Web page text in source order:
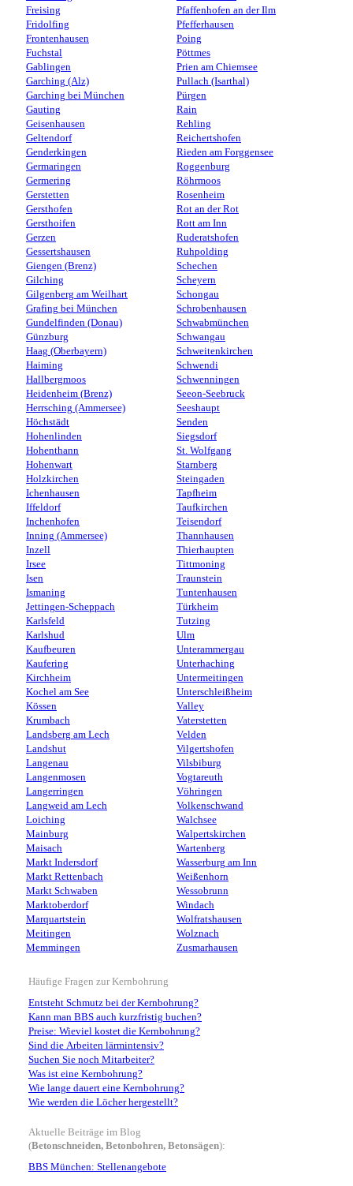
Freising
Fridolfing
Frontenhausen
Fuchstal
Gablingen
Garching (Alz)
Garching bei München
Gauting
Geisenhausen
Geltendorf
Genderkingen
Germaringen
Germering
Gerstetten
Gersthofen
Gersthoifen
Gerzen
Gessertshausen
Giengen (Brenz)
Gilching
Gilgenberg am Weilhart
Grafing bei München
Gundelfinden (Donau)
Günzburg
Haag (Oberbayern)
Haiming
Hallbergmoos
Heidenheim (Brenz)
Herrsching (Ammersee)
Höchstädt
Hohenlinden
Hohenthann
Hohenwart
Holzkirchen
Ichenhausen
Iffeldorf
Inchenhofen
Inning (Ammersee)
Inzell
Irsee
Isen
Ismaning
Jettingen-Scheppach
Karlsfeld
Karlshud
Kaufbeuren
Kaufering
Kirchheim
Kochel am See
Kössen
Krumbach
Landsberg am Lech
Landshut
Langenau
Langenmosen
Langerringen
Langweid am Lech
Loiching
Mainburg
Maisach
Markt Indersdorf
Markt Rettenbach
Markt Schwaben
Marktoberdorf
Marquartstein
Meitingen
Memmingen
Pfaffenhofen an der Ilm
Pfefferhausen
Poing
Pöttmes
Prien am Chiemsee
Pullach (Isarthal)
Pürgen
Rain
Rehling
Reichertshofen
Rieden am Forggensee
Roggenburg
Röhrmoos
Rosenheim
Rot an der Rot
Rott am Inn
Ruderatshofen
Ruhpolding
Schechen
Scheyern
Schongau
Schrobenhausen
Schwabmünchen
Schwangau
Schweitenkirchen
Schwendi
Schwenningen
Seeon-Seebruck
Seeshaupt
Senden
Siegsdorf
St. Wolfgang
Starnberg
Steingaden
Tapfheim
Taufkirchen
Teisendorf
Thannhausen
Thierhaupten
Tittmoning
Traunstein
Tuntenhausen
Türkheim
Tutzing
Ulm
Unterammergau
Unterhaching
Untermeitingen
Unterschleißheim
Valley
Vaterstetten
Velden
Vilgertshofen
Vilsbiburg
Vogtareuth
Vöhringen
Volkenschwand
Walchsee
Walpertskirchen
Wartenberg
Wasserburg am Inn
Weißenhorn
Wessobrunn
Windach
Wolfratshausen
Wolznach
Zusmarhausen
Häufige Fragen zur Kernbohrung
Entsteht Schmutz bei der Kernbohrung?
Kann man BBS auch kurzfristig buchen?
Preise: Wieviel kostet die Kernbohrung?
Sind die Arbeiten lärmintensiv?
Suchen Sie noch Mitarbeiter?
Was ist eine Kernbohrung?
Wie lange dauert eine Kernbohrung?
Wie werden die Löcher hergestellt?
Aktuelle Beiträge im Blog
(Betonschneiden, Betonbohren, Betonsägen):
BBS München: Stellenangebote